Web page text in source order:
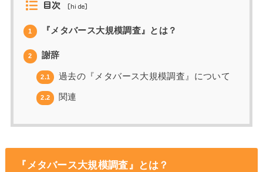
目次 [hide]
1 『メタバース大規模調査』とは？
2 謝辞
2.1 過去の『メタバース大規模調査』について
2.2 関連
『メタバース大規模調査』とは？